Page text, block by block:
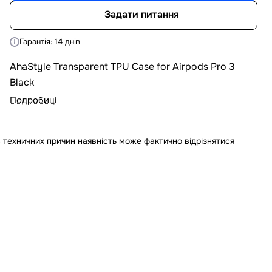
Задати питання
Гарантія: 14 днів
AhaStyle Transparent TPU Case for Airpods Pro 3
Black
Подробиці
техничних причин наявність може фактично відрізнятися